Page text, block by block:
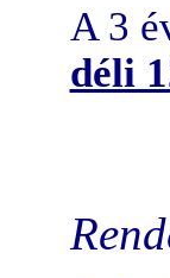
A 3
déli